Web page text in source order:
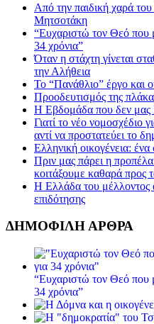
Από την παιδική χαρά
Μητσοτάκη
“Ευχαριστώ τον Θεό που
34 χρόνια”
Όταν η στάχτη γίνεται
την Αλήθεια
Το “Πανάθλιο” έργο και
Προοδευτισμός της
Η Εβδομάδα που δεν
Γιατί το νέο νομοσχέδιο
αντί να προστατεύει το
Ελληνική οικογένεια:
Πριν μας πάρει η
κοιτάξουμε καθαρά προς
Η Ελλάδα του μέλλοντος
επιδότησης
ΔΗΜΟΦΙΛΗ ΑΡΘΡΑ
“Ευχαριστώ τον Θεό που
34 χρόνια”